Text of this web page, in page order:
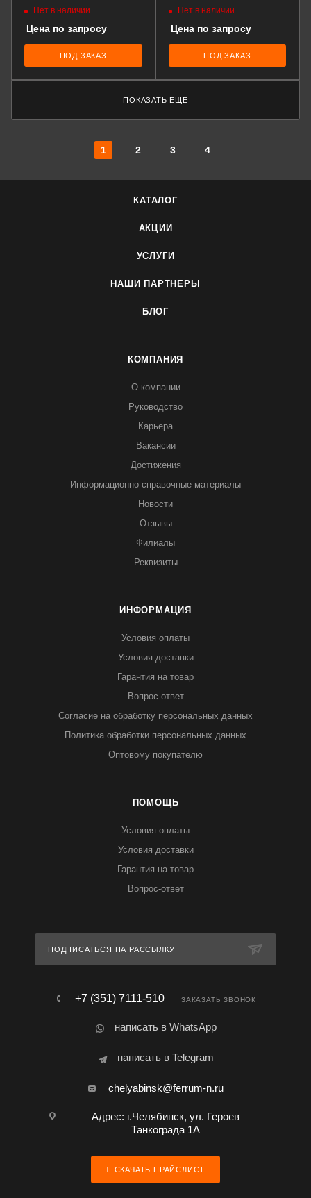
Нет в наличии
Цена по запросу
ПОД ЗАКАЗ
Нет в наличии
Цена по запросу
ПОД ЗАКАЗ
ПОКАЗАТЬ ЕЩЕ
1 2 3 4
КАТАЛОГ
АКЦИИ
УСЛУГИ
НАШИ ПАРТНЕРЫ
БЛОГ
КОМПАНИЯ
О компании
Руководство
Карьера
Вакансии
Достижения
Информационно-справочные материалы
Новости
Отзывы
Филиалы
Реквизиты
ИНФОРМАЦИЯ
Условия оплаты
Условия доставки
Гарантия на товар
Вопрос-ответ
Согласие на обработку персональных данных
Политика обработки персональных данных
Оптовому покупателю
ПОМОЩЬ
Условия оплаты
Условия доставки
Гарантия на товар
Вопрос-ответ
ПОДПИСАТЬСЯ НА РАССЫЛКУ
+7 (351) 7111-510 ЗАКАЗАТЬ ЗВОНОК
написать в WhatsApp
написать в Telegram
chelyabinsk@ferrum-n.ru
Адрес: г.Челябинск, ул. Героев
Танкограда 1А
СКАЧАТЬ ПРАЙСЛИСТ